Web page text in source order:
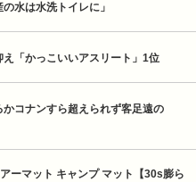
水は水洗トイレに」
え「かっこいいアスリート」1位
かコナンすら超えられず客足遠の
ーマット キャンプ マット【30s膨ら